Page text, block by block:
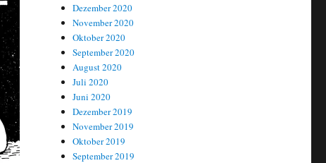
Dezember 2020
November 2020
Oktober 2020
September 2020
August 2020
Juli 2020
Juni 2020
Dezember 2019
November 2019
Oktober 2019
September 2019